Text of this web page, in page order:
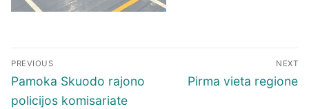
Navigacija
tarp
įrašų
PREVIOUS
Previous
post:
Pamoka Skuodo rajono
policijos komisariate
NEXT
Next
Pirma vieta regione